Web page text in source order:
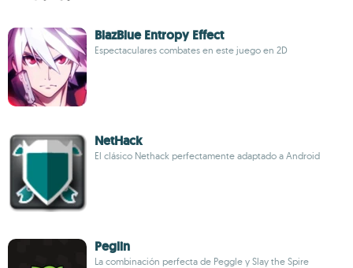
BlazBlue Entropy Effect
Espectaculares combates en este juego en 2D
NetHack
El clásico Nethack perfectamente adaptado a Android
Peglin
La combinación perfecta de Peggle y Slay the Spire